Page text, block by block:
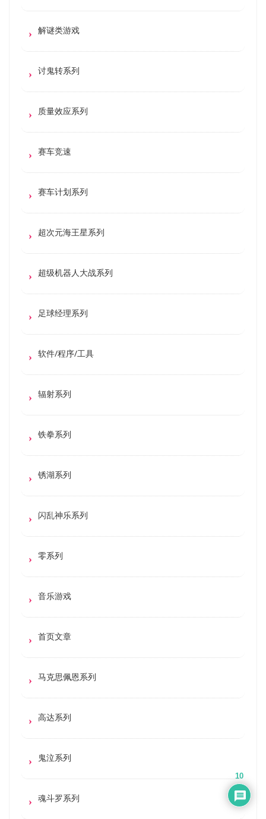
解谜类游戏
讨鬼转系列
质量效应系列
赛车竞速
赛车计划系列
超次元海王星系列
超级机器人大战系列
足球经理系列
软件/程序/工具
辐射系列
铁拳系列
锈湖系列
闪乱神乐系列
零系列
音乐游戏
首页文章
马克思佩恩系列
高达系列
鬼泣系列
魂斗罗系列
10